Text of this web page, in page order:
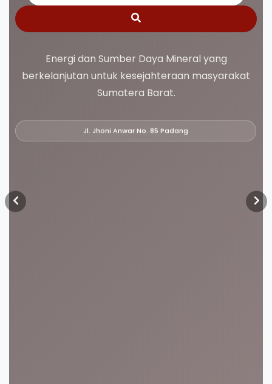
Energi dan Sumber Daya Mineral yang
berkelanjutan untuk kesejahteraan masyarakat
Sumatera Barat.
Jl. Jhoni Anwar No. 85 Padang